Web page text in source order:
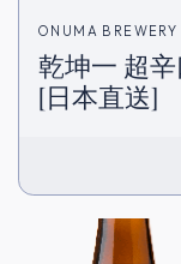
ONUMA BREWERY
乾坤一 超
[日本直送]